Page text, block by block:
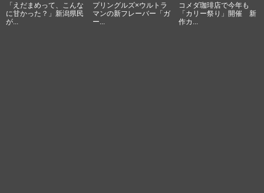
「えだまめって、こんな
に甘かった？」新潟県民
が...
プリングルズ×ウルトラ
マンの新フレーバー「ガ
ー...
コメダ珈琲店で今年も
「カリー祭り」開催 新
作カ...